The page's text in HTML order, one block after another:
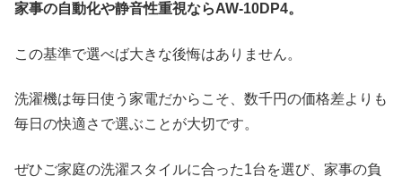
家事の自動化や静音性重視ならAW-10DP4。
この基準で選べば大きな後悔はありません。
洗濯機は毎日使う家電だからこそ、数千円の価格差よりも
毎日の快適さで選ぶことが大切です。
ぜひご家庭の洗濯スタイルに合った1台を選び、家事の負